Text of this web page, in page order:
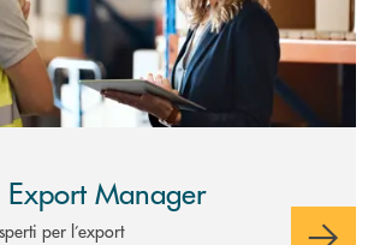
Export Manager
per l’export